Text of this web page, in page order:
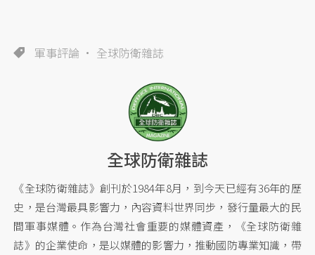
軍事評論 全球防衛雜誌
全球防衛雜誌
《全球防衛雜誌》創刊於1984年8月，到今天已經有36年的歷
史，是台灣最具影響力，內容資料世界同步，發行量最大的民
間軍事媒體。作為台灣社會重要的媒體資產，《全球防衛雜
誌》的企業使命，是以媒體的影響力，推動國防專業知識，帶